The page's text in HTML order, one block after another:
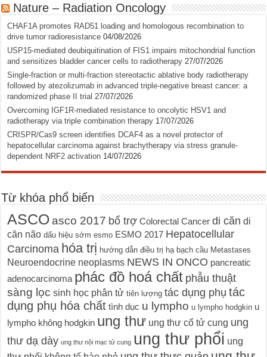
Nature – Radiation Oncology
CHAF1A promotes RAD51 loading and homologous recombination to
drive tumor radioresistance 04/08/2026
USP15-mediated deubiquitination of FIS1 impairs mitochondrial function
and sensitizes bladder cancer cells to radiotherapy 27/07/2026
Single-fraction or multi-fraction stereotactic ablative body radiotherapy
followed by atezolizumab in advanced triple-negative breast cancer: a
randomized phase II trial 27/07/2026
Overcoming IGF1R-mediated resistance to oncolytic HSV1 and
radiotherapy via triple combination therapy 17/07/2026
CRISPR/Cas9 screen identifies DCAF4 as a novel protector of
hepatocellular carcinoma against brachytherapy via stress granule-
dependent NRF2 activation 14/07/2026
Từ khóa phổ biến
ASCO asco 2017 bổ trợ Colorectal Cancer di căn di
căn não dấu hiệu sớm esmo ESMO 2017 Hepatocellular
Carcinoma hóa trị hướng dẫn điều trị hạ bạch cầu Metastases
Neuroendocrine neoplasms NEWS IN ONCO pancreatic
adenocarcinoma phác đồ hoá chất phẫu thuật
sàng lọc sinh học phân tử tiên lượng tác dụng phụ tác
dụng phụ hóa chất tình dục u lympho u lympho hodgkin u
lympho không hodgkin ung thư ung thư cổ tử cung ung
thư dạ dày ung thư nội mạc tử cung ung thư phổi ung